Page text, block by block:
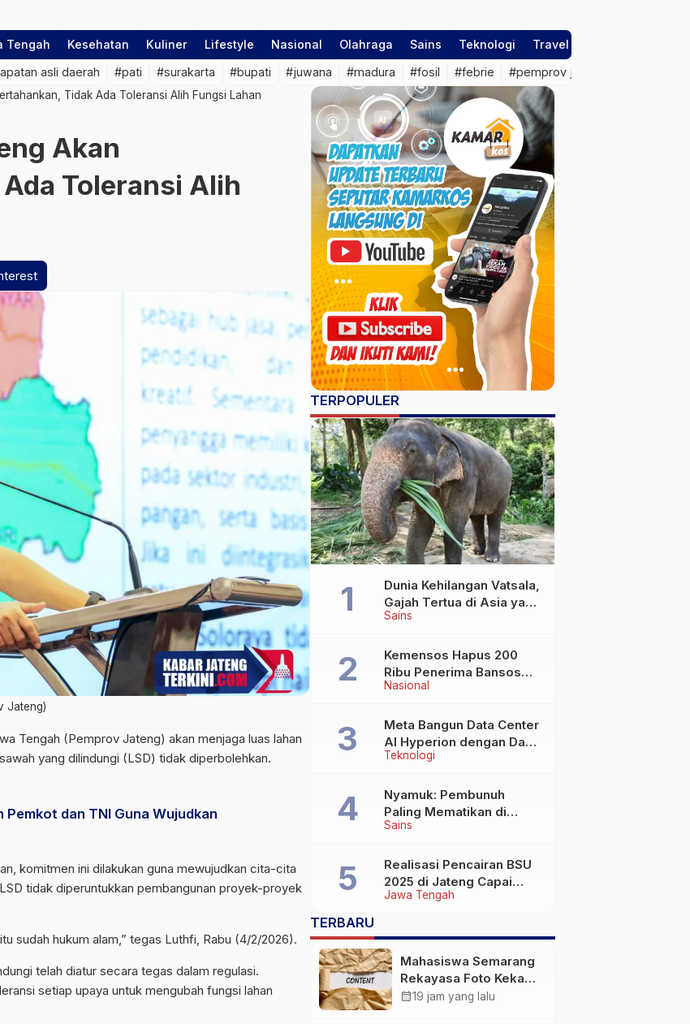
Tengah Kesehatan Kuliner Lifestyle Nasional Olahraga Sains Teknologi Travel
asli daerah #pati #surakarta #bupati #juwana #madura #fosil #febrie #pemprov jateng
Tidak Ada Toleransi Alih Fungsi Lahan
Akan
Toleransi Alih
Jateng)
Tengah (Pemprov Jateng) akan menjaga luas lahan
yang dilindungi (LSD) tidak diperbolehkan.
dan TNI Guna Wujudkan
komitmen ini dilakukan guna mewujudkan cita-cita
tidak diperuntukkan pembangunan proyek-proyek
sudah hukum alam,” tegas Luthfi, Rabu (4/2/2026).
telah diatur secara tegas dalam regulasi.
setiap upaya untuk mengubah fungsi lahan
TERPOPULER
Sains
Dunia Kehilangan Vatsala,
Gajah Tertua di Asia yang
Wafat di Usia Lebih dari
Nasional
Kemensos Hapus 200
Ribu Penerima Bansos
yang Terlibat Judol
Teknologi
Meta Bangun Data Center
AI Hyperion dengan Daya
Komputasi 5 GW, Saingi
Sains
Nyamuk: Pembunuh
Paling Mematikan di
Dunia yang Tak Terlihat
Jawa Tengah
Realisasi Pencairan BSU
2025 di Jateng Capai
69,2 Persen
TERBARU
Mahasiswa Semarang
Rekayasa Foto Kekasih
Jadi Konten Cabul
calendar_month19 jam yang lalu